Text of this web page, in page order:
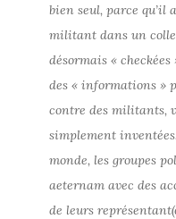
bien seul, parce qu’il
militant dans un
désormais «
des « informations »
contre des militants,
simplement
monde, les groupes
aeternam avec des
de leurs